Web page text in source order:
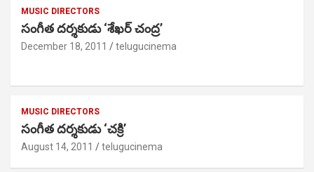
MUSIC DIRECTORS
సంగీత దర్శకుడు ‘శేఖర్ చంద్ర’
December 18, 2011 telugucinema
MUSIC DIRECTORS
సంగీత దర్శకుడు ‘చక్రి’
August 14, 2011 telugucinema